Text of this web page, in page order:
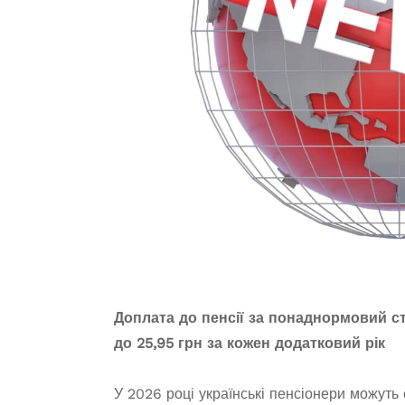
Доплата до пенсії за понаднормовий
до 25,95 грн за кожен додатковий рік
У 2026 році українські пенсіонери